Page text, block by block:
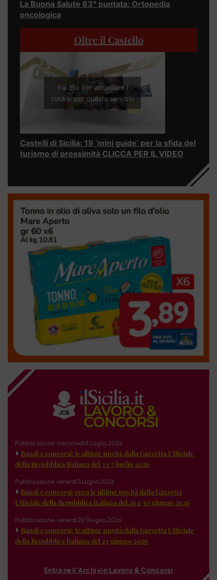
La Buona Salute 63° puntata: Ortopedia
oncologica
Oltre il Castello
Fai clic per accettare i
cookie per questo servizio
Castelli di Sicilia: 19 ‘mini guide’ per la sfida del
turismo di prossimità CLICCA PER IL VIDEO
Pubblicazione: mercoledì 8 Luglio 2026
Bandi e concorsi: le ultime novità dalla Gazzetta Ufficiale
della Repubblica Italiana del 3 e 7 luglio 2026
Pubblicazione: venerdì 3 Luglio 2026
Bandi e concorsi: ecco le ultime novità dalla Gazzetta
Ufficiale della Repubblica Italiana del 26 e 30 giugno 2026
Pubblicazione: venerdì 26 Giugno 2026
Bandi e concorsi: le ultime novità dalla Gazzetta Ufficiale
della Repubblica Italiana del 23 giugno 2026
Entra nell'Archivio Lavoro & Concorsi